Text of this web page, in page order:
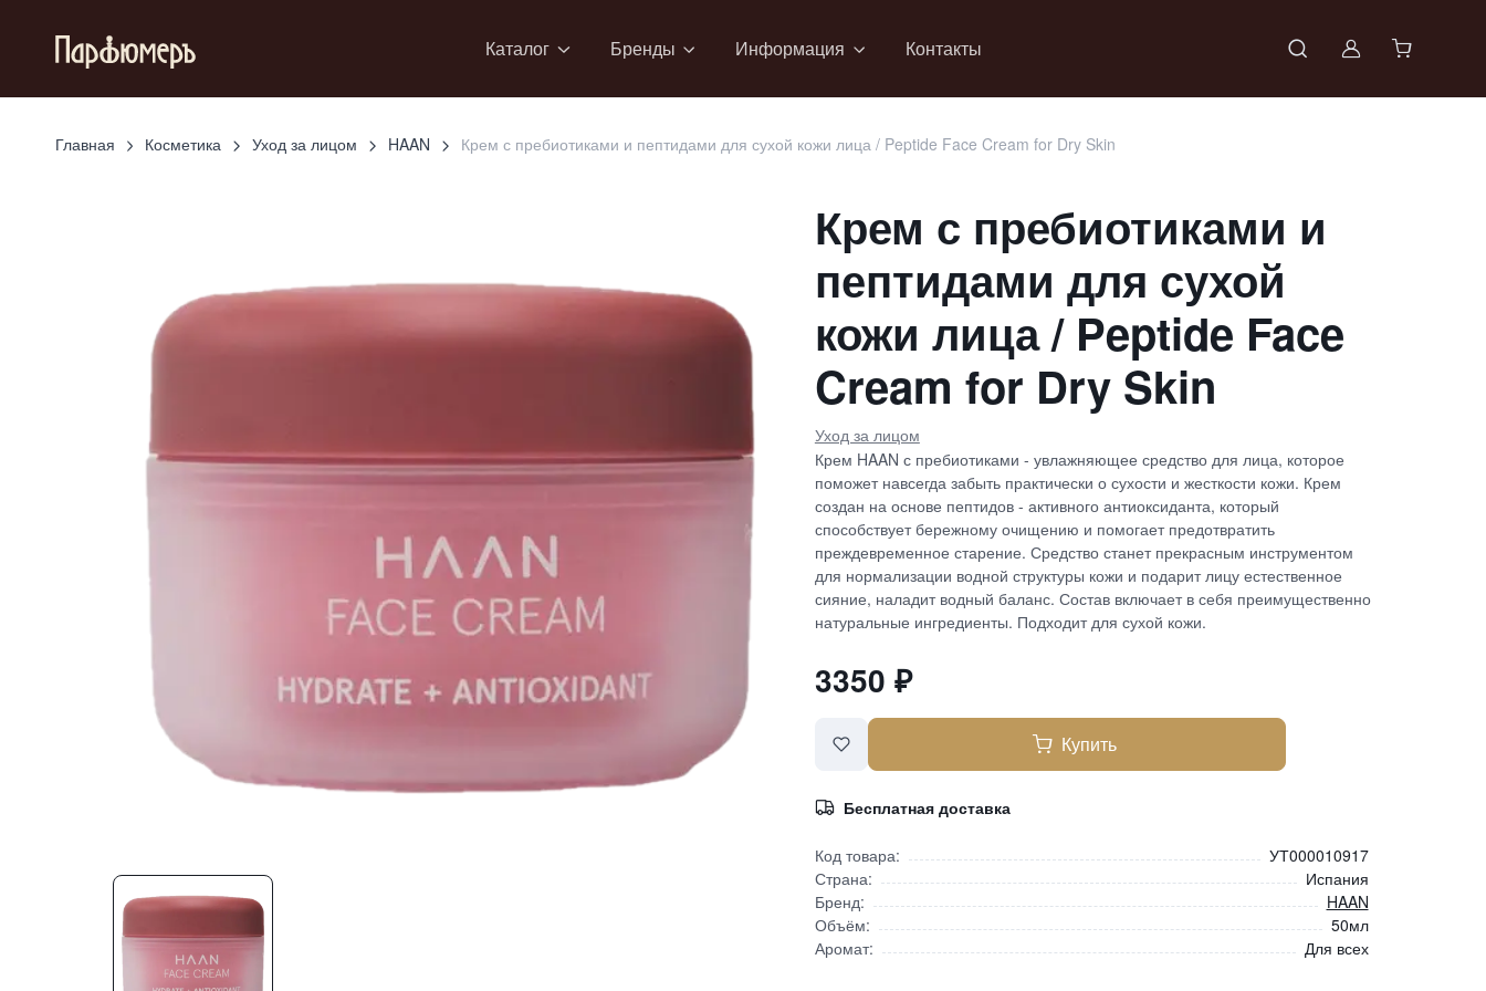
Каталог Бренды Информация Контакты Войти в
Главная Косметика Уход за лицом HAAN Крем с пребиотиками и пептидами для сухой кожи лица / Peptide Face Cream for Dry Skin
Крем с пребиотиками и
пептидами для сухой
кожи лица / Peptide Face
Cream for Dry Skin
Уход за лицом
Крем HAAN с пребиотиками - увлажняющее средство для лица, которое
поможет навсегда забыть практически о сухости и жесткости кожи. Крем
создан на основе пептидов - активного антиоксиданта, который
способствует бережному очищению и помогает предотвратить
преждевременное старение. Средство станет прекрасным инструментом
для нормализации водной структуры кожи и подарит лицу естественное
сияние, наладит водный баланс. Состав включает в себя преимущественно
натуральные ингредиенты. Подходит для сухой кожи.
3350 ₽
Купить
Бесплатная доставка
Код товара:
УТ000010917
Страна:
Испания
Бренд:
HAAN
Объём:
50мл
Аромат:
Для всех